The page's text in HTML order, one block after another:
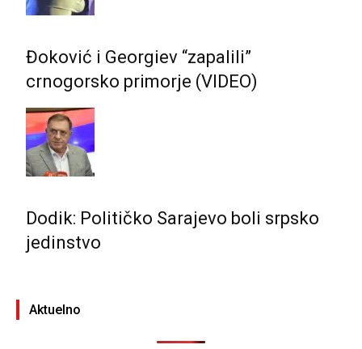
Đoković i Georgiev “zapalili”
crnogorsko primorje (VIDEO)
Dodik: Političko Sarajevo boli srpsko
jedinstvo
Aktuelno